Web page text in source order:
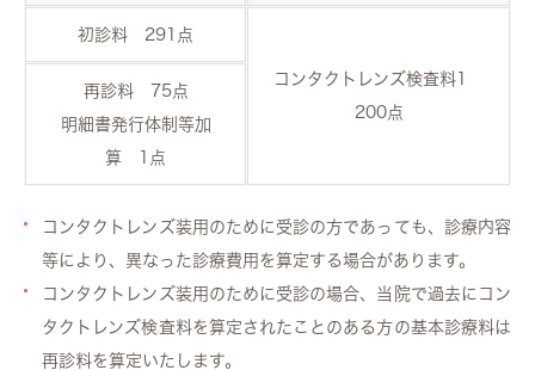
初診料 291点
コンタクトレンズ検査料1
200点
再診料 75点
明細書発行体制等加
算 1点
コンタクトレンズ装用のために受診の方であっても、診療内容
等により、異なった診療費用を算定する場合があります。
コンタクトレンズ装用のために受診の場合、当院で過去にコン
タクトレンズ検査料を算定されたことのある方の基本診療料は
再診料を算定いたします。